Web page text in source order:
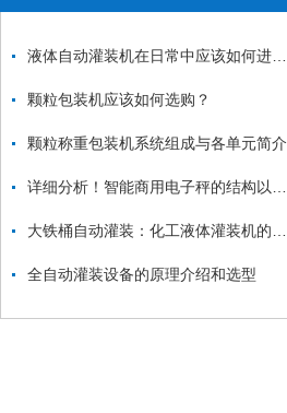
颗粒包装机应该如何选购？
颗粒称重包装机系统组成与各单元简介
全自动灌装设备的原理介绍和选型